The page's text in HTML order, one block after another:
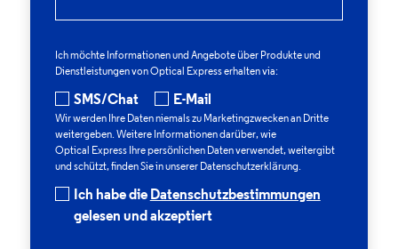
Ich möchte Informationen und Angebote über Produkte und
Dienstleistungen vonOptical Expresserhalten via:
SMS/Chat E-Mail
Wir werden Ihre Daten niemals zu Marketingzwecken an Dritte
weitergeben. Weitere Informationen darüber, wie
Optical ExpressIhre persönlichen Daten verwendet, weitergibt
und schützt, finden Sie in unserer Datenschutzerklärung.
Ich habe die Datenschutzbestimmungen
gelesen und akzeptiert